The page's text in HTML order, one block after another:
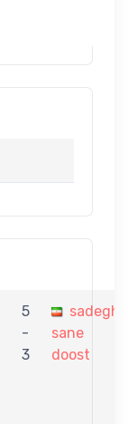
5
-
3
sadegh
sane
doost